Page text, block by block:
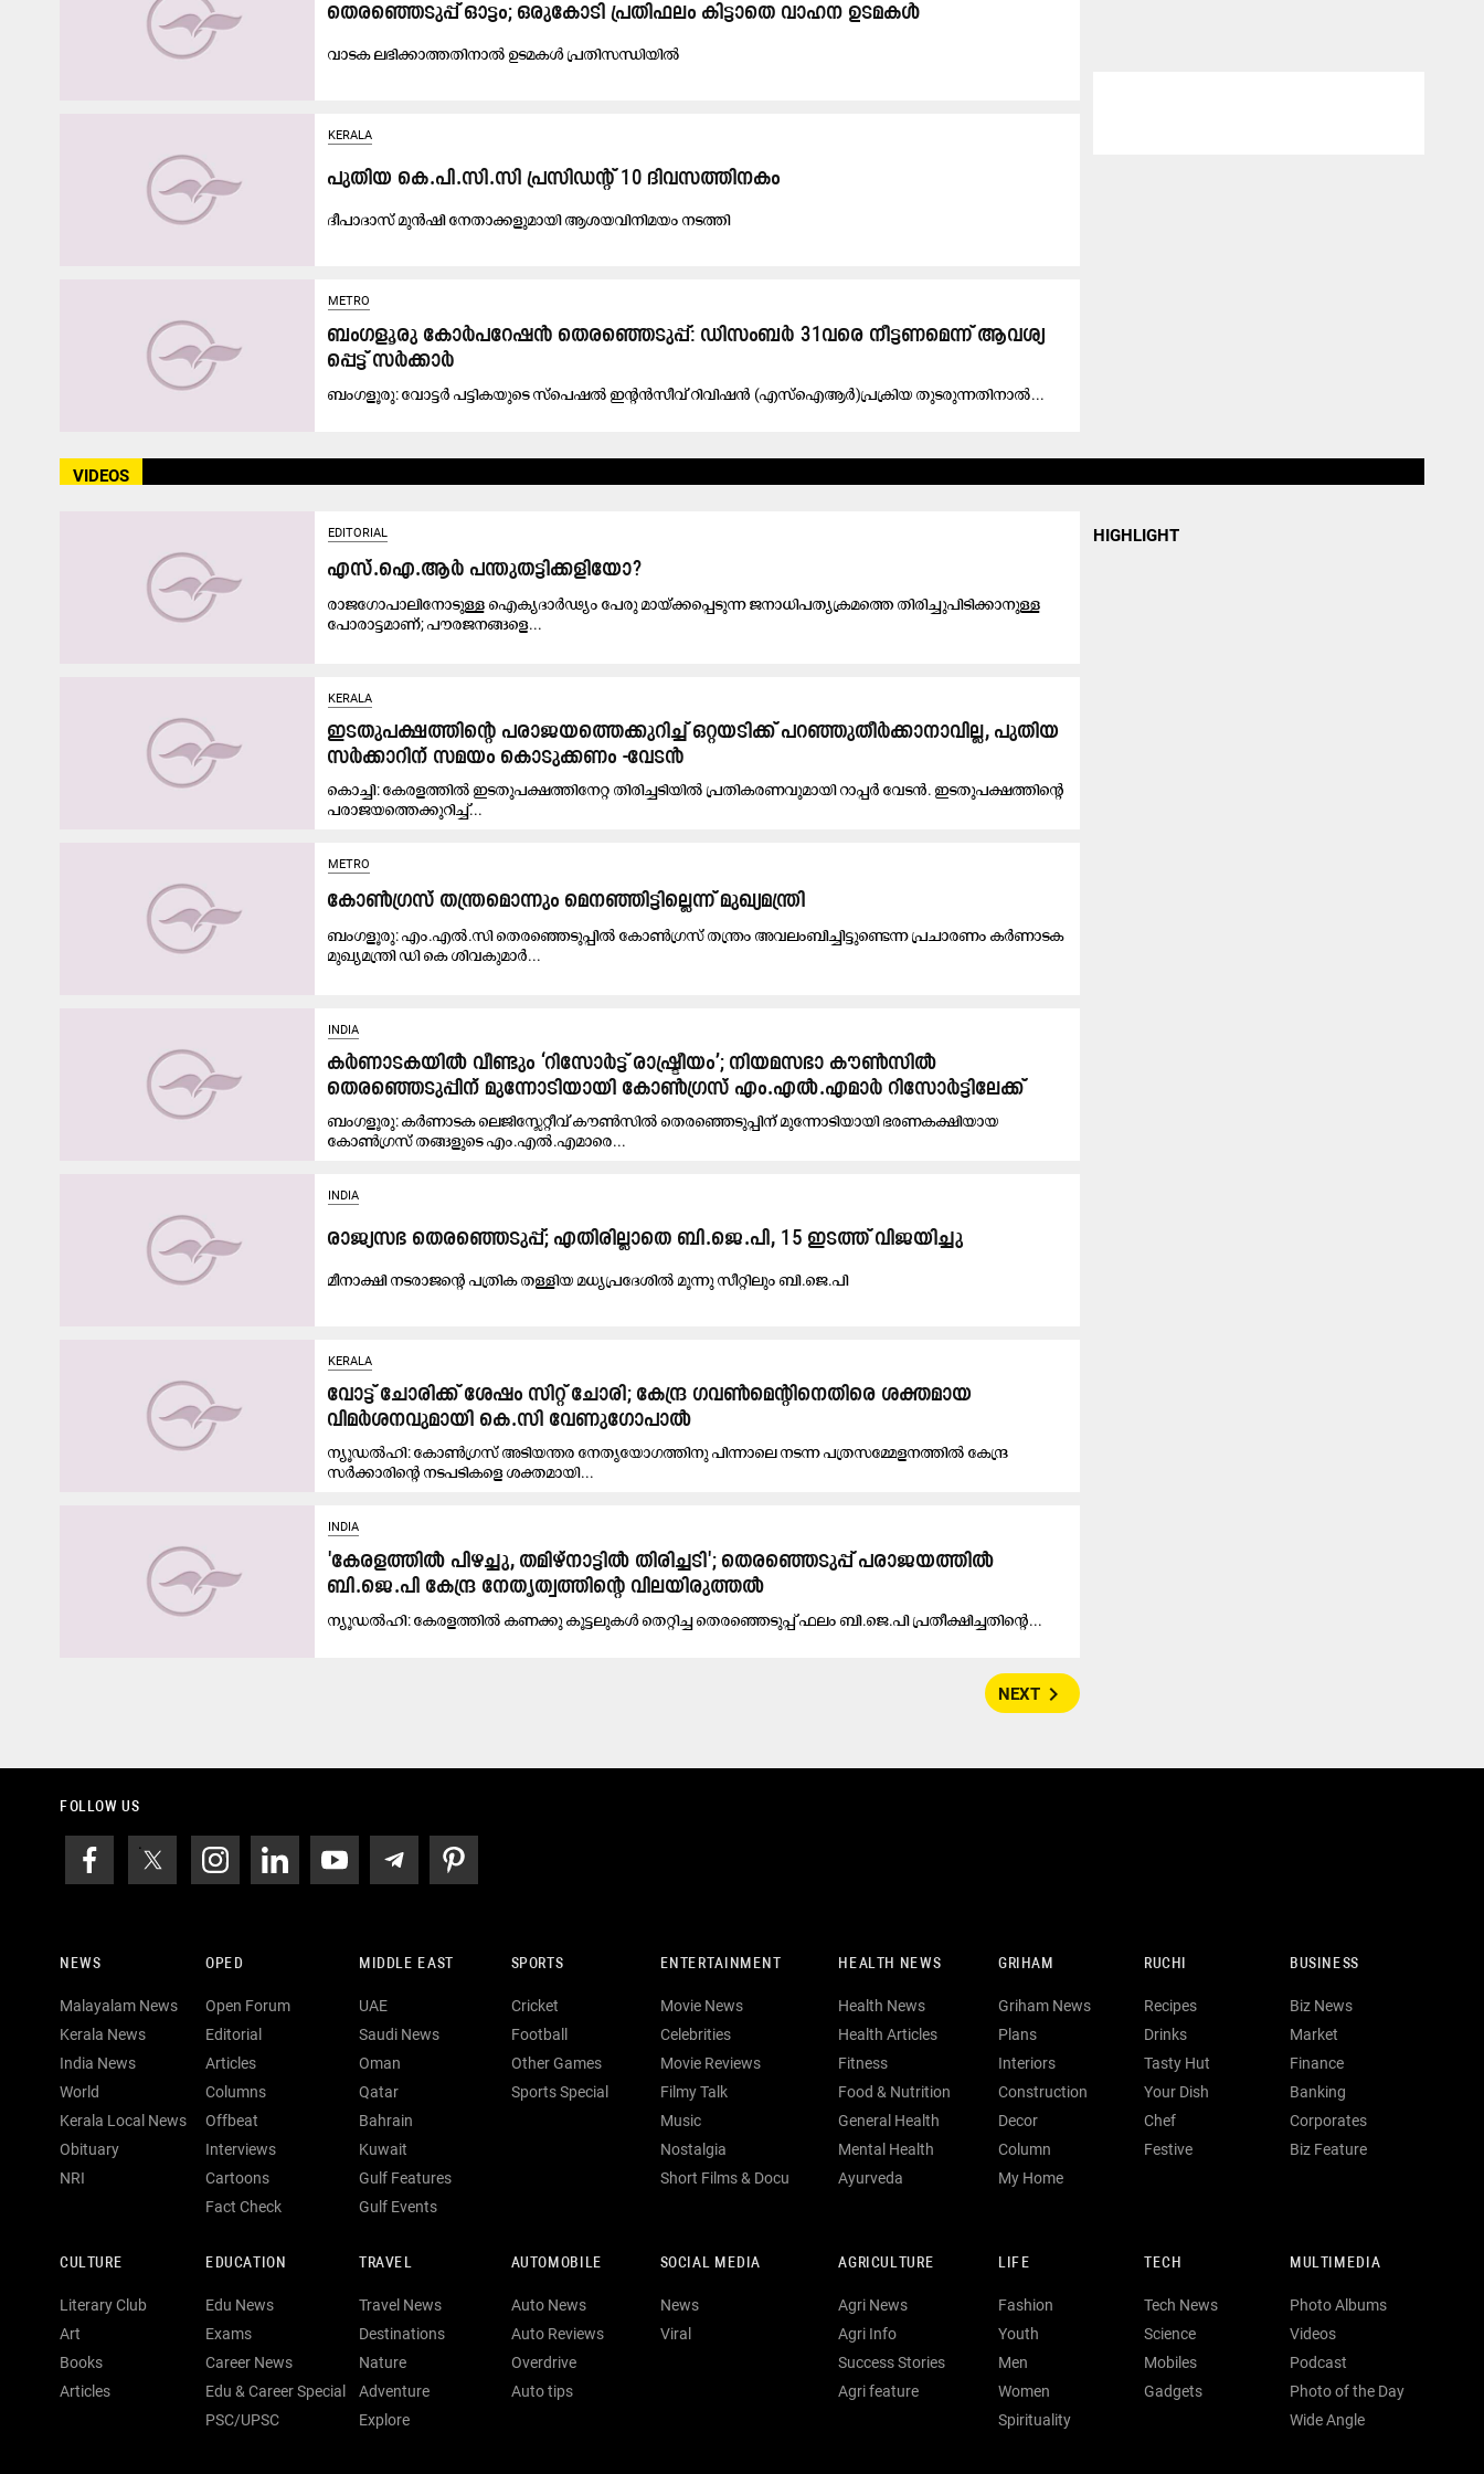
തെരഞ്ഞെടുപ്പ് ഓട്ടം; ഒരുകോടി പ്രതിഫലം കിട്ടാതെ വാഹന ഉടമകൾ
വാടക ലഭിക്കാത്തതിനാൽ ഉടമകൾ പ്രതിസന്ധിയിൽ
KERALA
പുതിയ കെ.പി.സി.സി പ്രസിഡന്‍റ്​ 10 ദിവസത്തിനകം
ദീ​പാ​ദാ​സ്​ മു​ൻ​ഷി നേ​താ​ക്ക​ളു​മാ​യി ആ​ശ​യ​വി​നി​മ​യം ന​ട​ത്തി
METRO
ബം​ഗ​ളൂ​രു കോ​ർ​പ​റേ​ഷ​ൻ തെ​ര​ഞ്ഞെ​ടു​പ്പ്: ഡി​സം​ബ​ർ 31വ​രെ നീ​ട്ട​ണമെന്ന് ആവശ്യ​
പ്പെട്ട് സർക്കാർ
ബം​ഗ​ളൂ​രു: വോ​ട്ട​ർ പ​ട്ടി​ക​യു​ടെ സ്‌​പെ​ഷ​ൽ ഇ​ന്റ​ൻ​സീ​വ് റി​വി​ഷ​ൻ (എ​സ്‌​ഐ​ആ​ർ)​പ്ര​ക്രി​യ തു​ട​രു​ന്ന​തി​നാ​ൽ...
VIDEOS
EDITORIAL
എസ്.ഐ.ആർ പന്തുതട്ടിക്കളിയോ?
രാജഗോപാലിനോടുള്ള ഐക്യദാർഢ്യം പേരു മായ്ക്കപ്പെടുന്ന ജനാധിപത്യക്രമത്തെ തിരിച്ചുപിടിക്കാനുള്ള
പോരാട്ടമാണ്; പൗരജനങ്ങളെ...
KERALA
ഇടതുപക്ഷത്തിന്റെ പരാജയത്തെക്കുറിച്ച് ഒറ്റയടിക്ക് പറഞ്ഞുതീർക്കാനാവില്ല, പുതിയ
സർക്കാറിന് സമയം കൊടുക്കണം -വേടൻ
കൊച്ചി: കേരളത്തിൽ ഇടതുപക്ഷത്തിനേറ്റ തിരിച്ചടിയിൽ പ്രതികരണവുമായി റാപ്പർ വേടൻ. ഇടതുപക്ഷത്തിന്റെ
പരാജയത്തെക്കുറിച്ച്...
METRO
കോൺഗ്രസ് തന്ത്രമൊന്നും മെനഞ്ഞിട്ടില്ലെന്ന് മുഖ്യമന്ത്രി
ബംഗളൂരു: എം.എൽ.സി തെരഞ്ഞെടുപ്പിൽ കോൺഗ്രസ് തന്ത്രം അവലംബിച്ചിട്ടുണ്ടെന്ന പ്രചാരണം കർണാടക
മുഖ്യമന്ത്രി ഡി കെ ശിവകുമാർ...
INDIA
കർണാടകയിൽ വീണ്ടും ‘റിസോർട്ട് രാഷ്ട്രീയം’; നിയമസഭാ കൗൺസിൽ
തെരഞ്ഞെടുപ്പിന് മുന്നോടിയായി കോൺഗ്രസ് എം.എൽ.എമാർ റിസോർട്ടിലേക്ക്
ബംഗളൂരു: കർണാടക ലെജിസ്ലേറ്റീവ് കൗൺസിൽ തെരഞ്ഞെടുപ്പിന് മുന്നോടിയായി ഭരണകക്ഷിയായ
കോൺഗ്രസ് തങ്ങളുടെ എം.എൽ.എമാരെ...
INDIA
രാജ്യസഭ തെരഞ്ഞെടുപ്പ്; എതിരില്ലാതെ ബി.ജെ.പി, 15 ഇടത്ത് വിജയിച്ചു
മീനാക്ഷി നടരാജന്റെ പത്രിക തള്ളിയ മധ്യപ്രദേശിൽ മൂന്നു സീറ്റിലും ബി.ജെ.പി
KERALA
വോട്ട് ചോരിക്ക് ശേഷം സിറ്റ് ചോരി; കേന്ദ്ര ഗവൺമെന്‍റിനെതിരെ ശക്തമായ
വിമർശനവുമായി കെ.സി വേണുഗോപാൽ
ന്യൂഡൽഹി: കോൺഗ്രസ് അടിയന്തര നേതൃയോഗത്തിനു പിന്നാലെ നടന്ന പത്രസമ്മേളനത്തിൽ കേന്ദ്ര
സർക്കാരിന്‍റെ നടപടികളെ ശക്തമായി...
INDIA
'കേരളത്തിൽ പിഴച്ചു, തമിഴ്നാട്ടിൽ തിരിച്ചടി'; തെരഞ്ഞെടുപ്പ് പരാജയത്തിൽ
ബി.ജെ.പി കേന്ദ്ര നേതൃത്വത്തിന്റെ വിലയിരുത്തൽ
ന്യൂ​ഡ​ൽ​ഹി: കേ​ര​ള​ത്തി​ൽ ക​ണ​ക്കു കൂ​ട്ട​ലു​ക​ൾ തെ​റ്റി​ച്ച തെ​ര​ഞ്ഞെ​ടു​പ്പ് ഫ​ലം ബി.​ജെ.​പി പ്ര​തീ​ക്ഷി​ച്ച​തി​ന്റെ...
HIGHLIGHT
NEXT navigate_next
FOLLOW US
NEWS
Malayalam News
Kerala News
India News
World
Kerala Local News
Obituary
NRI
OPED
Open Forum
Editorial
Articles
Columns
Offbeat
Interviews
Cartoons
Fact Check
MIDDLE EAST
UAE
Saudi News
Oman
Qatar
Bahrain
Kuwait
Gulf Features
Gulf Events
SPORTS
Cricket
Football
Other Games
Sports Special
ENTERTAINMENT
Movie News
Celebrities
Movie Reviews
Filmy Talk
Music
Nostalgia
Short Films & Docu
HEALTH NEWS
Health News
Health Articles
Fitness
Food & Nutrition
General Health
Mental Health
Ayurveda
GRIHAM
Griham News
Plans
Interiors
Construction
Decor
Column
My Home
RUCHI
Recipes
Drinks
Tasty Hut
Your Dish
Chef
Festive
BUSINESS
Biz News
Market
Finance
Banking
Corporates
Biz Feature
CULTURE
Literary Club
Art
Books
Articles
EDUCATION
Edu News
Exams
Career News
Edu & Career Special
PSC/UPSC
TRAVEL
Travel News
Destinations
Nature
Adventure
Explore
AUTOMOBILE
Auto News
Auto Reviews
Overdrive
Auto tips
SOCIAL MEDIA
News
Viral
AGRICULTURE
Agri News
Agri Info
Success Stories
Agri feature
LIFE
Fashion
Youth
Men
Women
Spirituality
TECH
Tech News
Science
Mobiles
Gadgets
MULTIMEDIA
Photo Albums
Videos
Podcast
Photo of the Day
Wide Angle